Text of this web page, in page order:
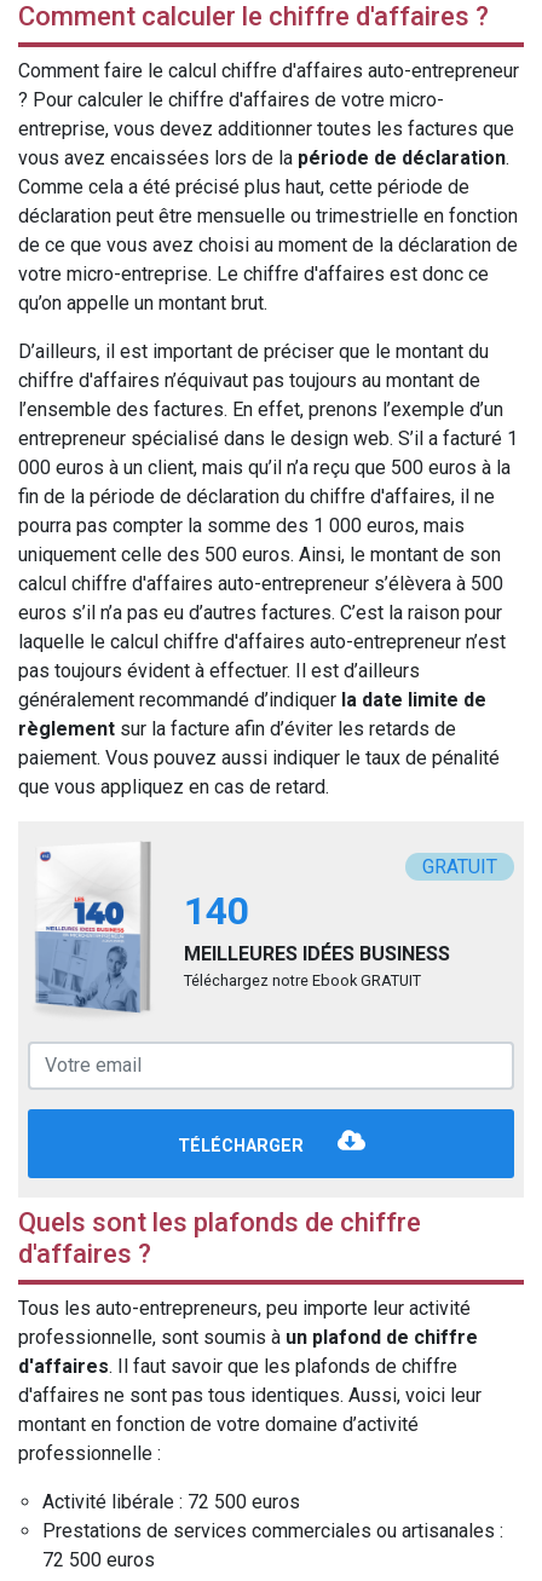
Comment calculer le chiffre d'affaires ?
Comment faire le calcul chiffre d'affaires auto-entrepreneur
? Pour calculer le chiffre d'affaires de votre micro-
entreprise, vous devez additionner toutes les factures que
vous avez encaissées lors de la période de déclaration.
Comme cela a été précisé plus haut, cette période de
déclaration peut être mensuelle ou trimestrielle en fonction
de ce que vous avez choisi au moment de la déclaration de
votre micro-entreprise. Le chiffre d'affaires est donc ce
qu’on appelle un montant brut.
D’ailleurs, il est important de préciser que le montant du
chiffre d'affaires n’équivaut pas toujours au montant de
l’ensemble des factures. En effet, prenons l’exemple d’un
entrepreneur spécialisé dans le design web. S’il a facturé 1
000 euros à un client, mais qu’il n’a reçu que 500 euros à la
fin de la période de déclaration du chiffre d'affaires, il ne
pourra pas compter la somme des 1 000 euros, mais
uniquement celle des 500 euros. Ainsi, le montant de son
calcul chiffre d'affaires auto-entrepreneur s’élèvera à 500
euros s’il n’a pas eu d’autres factures. C’est la raison pour
laquelle le calcul chiffre d'affaires auto-entrepreneur n’est
pas toujours évident à effectuer. Il est d’ailleurs
généralement recommandé d’indiquer la date limite de
règlement sur la facture afin d’éviter les retards de
paiement. Vous pouvez aussi indiquer le taux de pénalité
que vous appliquez en cas de retard.
GRATUIT
140
MEILLEURES IDÉES BUSINESS
Téléchargez notre Ebook GRATUIT
TÉLÉCHARGER
Quels sont les plafonds de chiffre
d'affaires ?
Tous les auto-entrepreneurs, peu importe leur activité
professionnelle, sont soumis à un plafond de chiffre
d'affaires. Il faut savoir que les plafonds de chiffre
d'affaires ne sont pas tous identiques. Aussi, voici leur
montant en fonction de votre domaine d’activité
professionnelle :
Activité libérale : 72 500 euros
Prestations de services commerciales ou artisanales :
72 500 euros